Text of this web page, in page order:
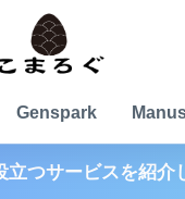
Genspark
つサービスを紹介